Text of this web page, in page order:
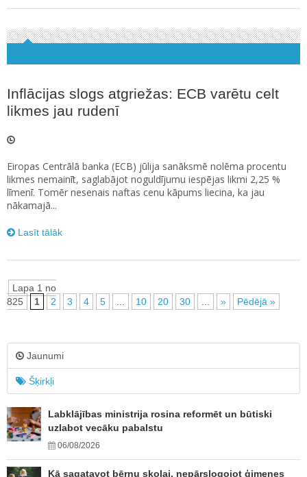
Inflācijas slogs atgriežas: ECB varētu celt
likmes jau rudenī
Eiropas Centrālā banka (ECB) jūlija sanāksmē nolēma procentu
likmes nemainīt, saglabājot noguldījumu iespējas likmi 2,25 %
līmenī. Tomēr nesenais naftas cenu kāpums liecina, ka jau
nākamajā...
Lasīt tālāk
Lapa 1 no
825
1 2 3 4 5 10 20 30 » Pēdējā »
Jaunumi
Šķirkļi
Labklājības ministrija rosina reformēt un būtiski
uzlabot vecāku pabalstu
06/08/2026
Kā sagatavot bērnu skolai, nepārslogojot ģimenes